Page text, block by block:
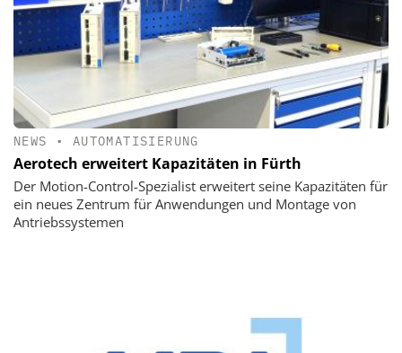
NEWS • AUTOMATISIERUNG
Aerotech erweitert Kapazitäten in Fürth
Der Motion-Control-Spezialist erweitert seine Kapazitäten für
ein neues Zentrum für Anwendungen und Montage von
Antriebssystemen